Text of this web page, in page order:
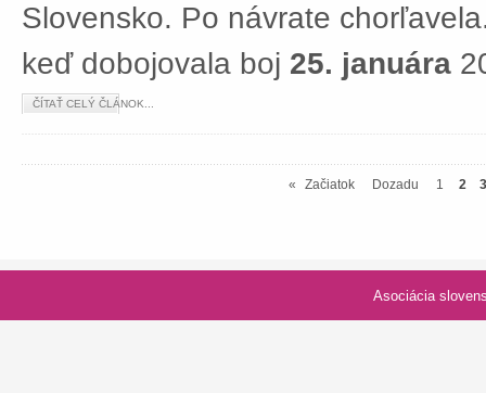
Slovensko. Po návrate
keď dobojovala boj 25. januára
ČÍTAŤ CELÝ ČLÁNOK...
« Začiatok Dozadu 1 2 3
Asociácia slovenských